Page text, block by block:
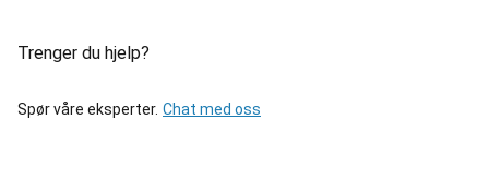
Trenger du hjelp?
Spør våre eksperter. Chat med oss